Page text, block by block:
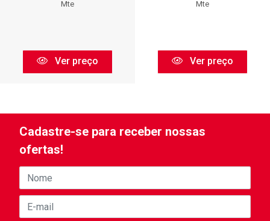
Mte
Ver preço
Mte
Ver preço
Cadastre-se para receber nossas
ofertas!